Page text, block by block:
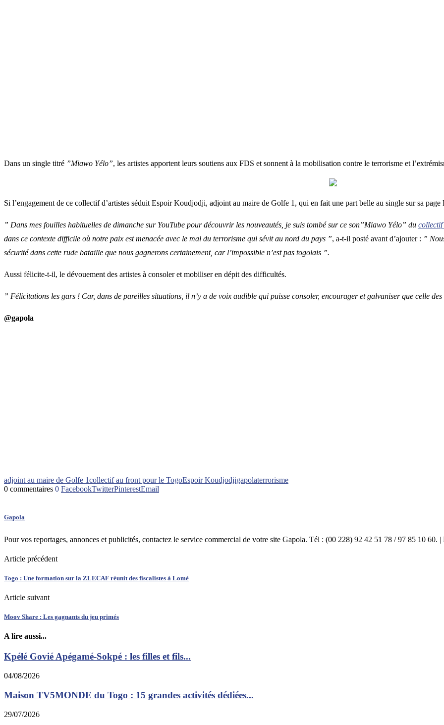
Dans un single titré ”Miawo Yélo”, les artistes apportent leurs soutiens aux FDS et sonnent à la mobilisation contre le terrorisme et
Si l’engagement de ce collectif d’artistes séduit Espoir Koudjodji, adjoint au maire de Golfe 1, qui en fait une part belle au single sur sa
” Dans mes fouilles habituelles de dimanche sur YouTube pour découvrir les nouveautés, je suis tombé sur ce son”Miawo Yélo” du collectif
dans ce contexte difficile où notre paix est menacée avec le mal du terrorisme qui sévit au nord du pays ”, a-t-il posté avant d’ajouter : ”
sécurité dans cette rude bataille que nous gagnerons certainement, car l’impossible n’est pas togolais ”.
Aussi félicite-t-il, le dévouement des artistes à consoler et mobiliser en dépit des difficultés.
” Félicitations les gars ! Car, dans de pareilles situations, il n’y a de voix audible qui puisse consoler, encourager et galvaniser que celle
@gapola
adjoint au maire de Golfe 1collectif au front pour le TogoEspoir Koudjodjigapolaterrorisme
0 commentaires 0 FacebookTwitterPinterestEmail
Gapola
Pour vos reportages, annonces et publicités, contactez le service commercial de votre site Gapola. Tél : (00 228) 92 42 51 78 / 97 85 10
Article précédent
Togo : Une formation sur la ZLECAF réunit des fiscalistes à Lomé
Article suivant
Moov Share : Les gagnants du jeu primés
A lire aussi...
Kpélé Govié Apégamé-Sokpé : les filles et fils...
04/08/2026
Maison TV5MONDE du Togo : 15 grandes activités dédiées...
29/07/2026